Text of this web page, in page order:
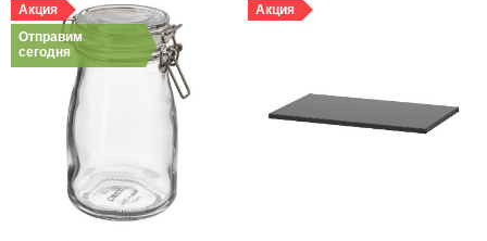
Акция
Отправим
сегодня
Акция